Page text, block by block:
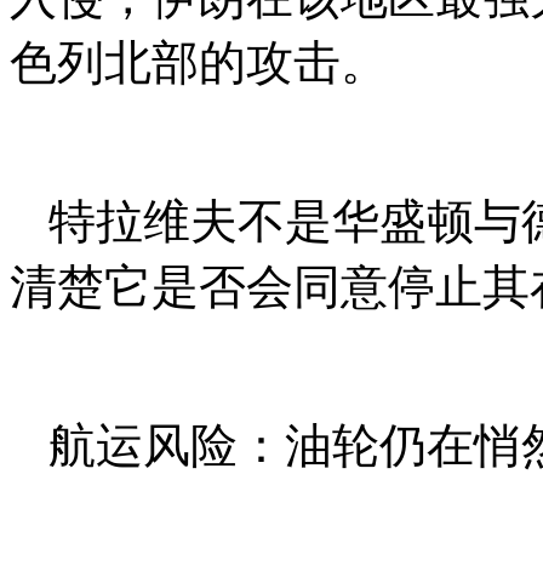
色列北部的攻击。
特拉维夫不是华盛顿与
清楚它是否会同意停止
航运风险：油轮仍在悄